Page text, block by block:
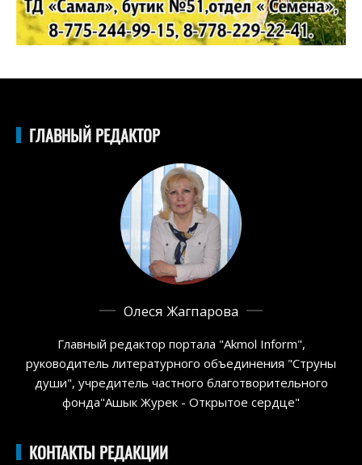
ГЛАВНЫЙ РЕДАКТОР
Олеся Жагпарова
Главный редактор портала "Akmol Inform",
руководитель литературного объединения "Струны
души", учредитель частного благотворительного
фонда"Ашык Журек - Открытое сердце"
КОНТАКТЫ РЕДАКЦИИ